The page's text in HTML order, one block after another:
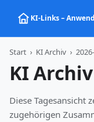
Start › KI Archiv ›
KI
Diese Tagesansicht
zugehörigen